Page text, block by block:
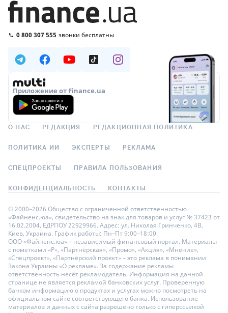
0 800 307 555 звонки бесплатны
Приложение от Finance.ua
О НАС РЕДАКЦИЯ РЕДАКЦИОННАЯ ПОЛИТИКА
ПОЛИТИКА ИИ ЭКСПЕРТЫ РЕКЛАМА
СПЕЦПРОЕКТЫ ПРАВИЛА ПОЛЬЗОВАНИЯ
КОНФИДЕНЦИАЛЬНОСТЬ КОНТАКТЫ
© 2000–2026 Общество с ограниченной ответственностью
«Файненс.юа», свидетельство на знак для товаров и услуг № 37423 от
16.02.2004, ЕДРПОУ 22929966. Адрес: ул. Николая Гринченко, 4В,
Киев, Украина. График работы: Пн–Пт 9:00–18:00.
ООО «Файненс.юа» – независимый финансовый портал. Материалы
с пометками «Р», «Партнёрская», «Промо», «Акция», «Мнение»,
«Спецпроект», «Партнёрский проект» – это реклама в понимании
Закона Украины «О рекламе». За содержание рекламы
ответственность несёт рекламодатель. Информация на данной
странице не является рекламой банковских услуг. Проверенную
банком информацию о продуктах и услугах можно посмотреть на
официальном сайте соответствующего банка. Использование
материалов и данных с сайта разрешено только с гиперссылкой